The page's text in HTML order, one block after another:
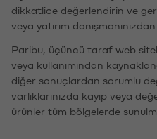
dikkatlice değerlendirin ve
veya yatırım
Paribu, üçüncü taraf web
veya kullanımından
diğer sonuçlardan sorumlu
varlıklarınızda kayıp veya
ürünler tüm bölgelerde